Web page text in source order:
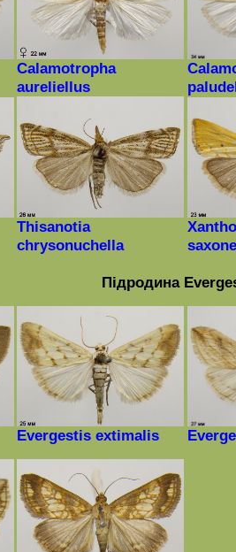
Calamotropha
aureliellus
Thisanotia
chrysonuchella
Підродина
Evergestis extimalis